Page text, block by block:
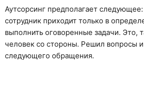
Аутсорсинг предполагает
сотрудник приходит только в
выполнить оговоренные задачи. Это,
человек со стороны. Решил вопросы и
следующего обращения.